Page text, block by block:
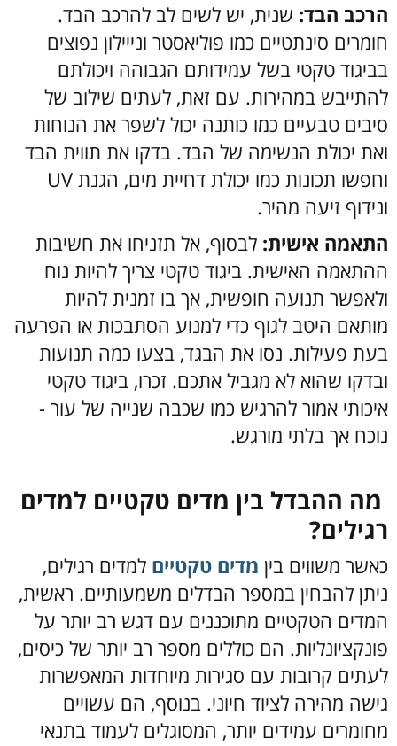
הרכב הבד: שנית, יש לשים לב להרכב הבד.
חומרים סינתטיים כמו פוליאסטר ונייילון נפוצים
בביגוד טקטי בשל עמידותם הגבוהה ויכולתם
להתייבש במהירות. עם זאת, לעתים שילוב של
סיבים טבעיים כמו כותנה יכול לשפר את הנוחות
ואת יכולת הנשימה של הבד. בדקו את תווית הבד
וחפשו תכונות כמו יכולת דחיית מים, הגנת UV
ונידוף זיעה מהיר.
התאמה אישית: לבסוף, אל תזניחו את חשיבות
ההתאמה האישית. ביגוד טקטי צריך להיות נוח
ולאפשר תנועה חופשית, אך בו זמנית להיות
מותאם היטב לגוף כדי למנוע הסתבכות או הפרעה
בעת פעילות. נסו את הבגד, בצעו כמה תנועות
ובדקו שהוא לא מגביל אתכם. זכרו, ביגוד טקטי
איכותי אמור להרגיש כמו שכבה שנייה של עור -
נוכח אך בלתי מורגש.
מה ההבדל בין מדים טקטיים למדים
רגילים?
כאשר משווים בין מדים טקטיים למדים רגילים,
ניתן להבחין במספר הבדלים משמעותיים. ראשית,
המדים הטקטיים מתוכננים עם דגש רב יותר על
פונקציונליות. הם כוללים מספר רב יותר של כיסים,
לעתים קרובות עם סגירות מיוחדות המאפשרות
גישה מהירה לציוד חיוני. בנוסף, הם עשויים
מחומרים עמידים יותר, המסוגלים לעמוד בתנאי